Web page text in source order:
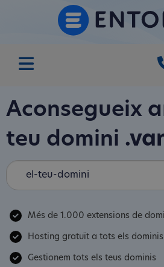
Aconsegueix
teu domini
Més de 1.000 extensions de
Hosting gratuït a tots els dominis
Gestionem tots els teus dominis